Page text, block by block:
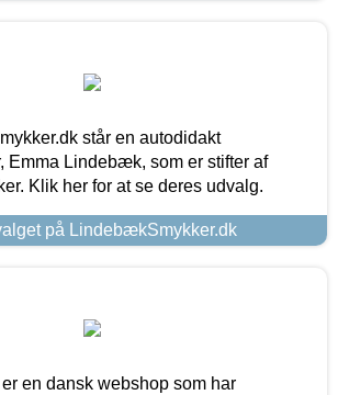
står en autodidakt
Emma Lindebæk, som er stifter af
Klik her for at se deres udvalg.
på LindebækSmykker.dk
en dansk webshop som har